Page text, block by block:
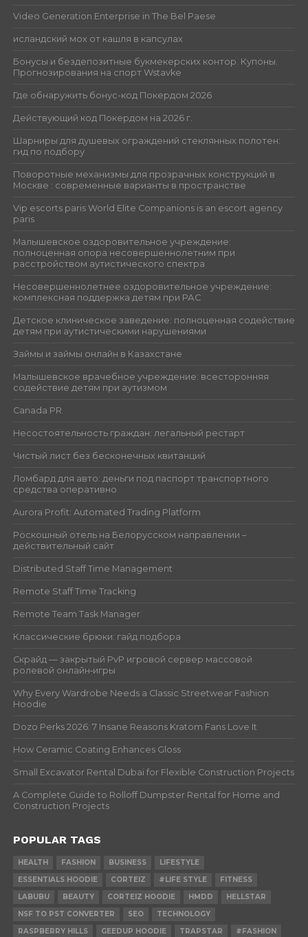
Video Generation Enterprise in The Bel Paese
исландский мох от кашля в капсулах
Бонусы и бездепозитные букмекерских контор. Купоны.
Прогнозирования на спорт Wstavke
Где обнаружить бонус-код Покердом 2026
Действующий код Покердом на 2026 г.
Шарниры для душевых ограждений стеклянных полотен:
гид по подбору
Поворотные механизмы для прозрачных конструкций в
Москве : современные варианты в пространстве
Vip escorts paris World Elite Companions is an escort agency
paris
Малышевское оздоровительное учреждение:
полноценная опора несовершеннолетним при
расстройством аутистического спектра
Несовершеннолетнее оздоровительное учреждение:
комплексная поддержка детям при РАС
Детское клиническое заведение: полноценная содействие
детям при аутистическими нарушениями
Займы и займы онлайн в Казахстане
Малышевское врачебное учреждение: всесторонняя
содействие детям при аутизмом
Canada PR
Несостоятельность граждан: легальный рестарт
Чистый лист без бесконечных квитанций
Ломбард для авто: деньги под паспорт транспортного
средства оперативно
Aurora Profit: Automated Trading Platform
Роскошный отель на Белорусском направлении –
действительный сайт
Distributed Staff Time Management
Remote Staff Time Tracking
Remote Team Task Manager
Классические брюки: гайд подбора
Скрайд — закрытый PvP игровой сервер массовой
ролевой онлайн‑игры
Why Every Wardrobe Needs a Classic Streetwear Fashion
Hoodie
Dozo Perks 2026: 7 Insane Reasons Kratom Fans Love It
How Ceramic Coating Enhances Gloss
Small Excavator Rental Dubai for Flexible Construction Projects
A Complete Guide to Rolloff Dumpster Rental for Home and
Construction Projects
POPULAR TAGS
HEALTH FASHION BUSINESS
LIFESTYLE
ESSENTIALS HOODIE
CORTEIZ #LIFE STYLE
FITNESS
LABUBU
BEAUTY CORTEIZ HOODIE HMDD
HELLSTAR
NSF TO PST CONVERTER
SEO
TECHNOLOGY
RASPBERRY HILLS
GEEDUP HOODIE TRAPSTAR #FASHION